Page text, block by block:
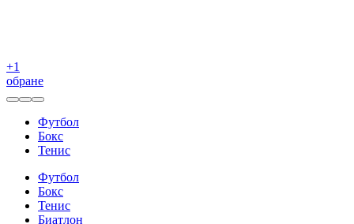
+1
обране
Футбол
Бокс
Тенис
Футбол
Бокс
Тенис
Биатлон